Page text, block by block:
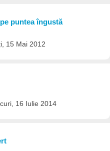
puntea îngustă
15 Mai 2012
16 Iulie 2014